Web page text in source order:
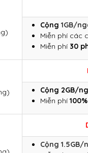
Cộng 1GB/
Miễn phí các
Miễn phí 30
Cộng 2GB/
Miễn phí 100%
Cộng 1.5GB/